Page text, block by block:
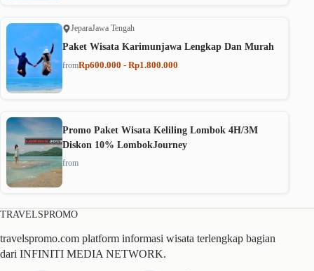
JeparaJawa Tengah
Paket Wisata Karimunjawa Lengkap Dan Murah
fromRp600.000 - Rp1.800.000
Promo Paket Wisata Keliling Lombok 4H/3M
Diskon 10% LombokJourney
from
TRAVELSPROMO
travelspromo.com platform informasi wisata terlengkap bagian
dari INFINITI MEDIA NETWORK.